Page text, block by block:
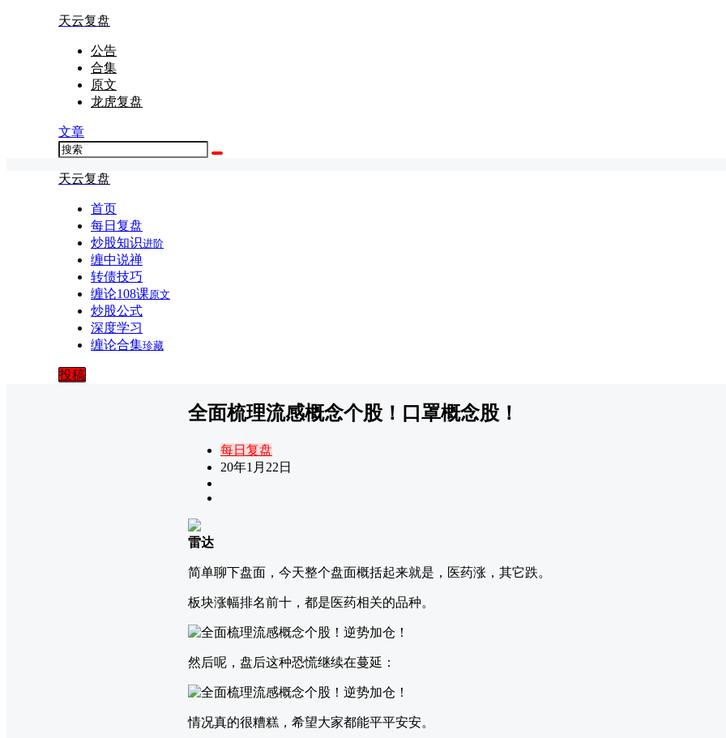
天云复盘
公告
合集
原文
龙虎复盘
文章
天云复盘
首页
每日复盘
炒股知识进阶
缠中说禅
转债技巧
缠论108课原文
炒股公式
深度学习
缠论合集珍藏
投稿
全面梳理流感概念个股！口罩概念股！
每日复盘
20年1月22日
雷达
简单聊下盘面，今天整个盘面概括起来就是，医药涨，其它跌。
板块涨幅排名前十，都是医药相关的品种。
然后呢，盘后这种恐慌继续在蔓延：
情况真的很糟糕，希望大家都能平平安安。